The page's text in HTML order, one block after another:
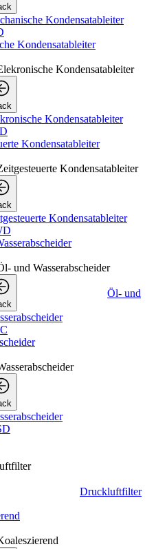
Kondensatableiter
Kondensatableiter
Kondensatableiter
Kondensatableiter
Kondensatableiter
Kondensatableiter
Kondensatableiter
und Wasserabscheider
Öl- und
Druckluftfilter